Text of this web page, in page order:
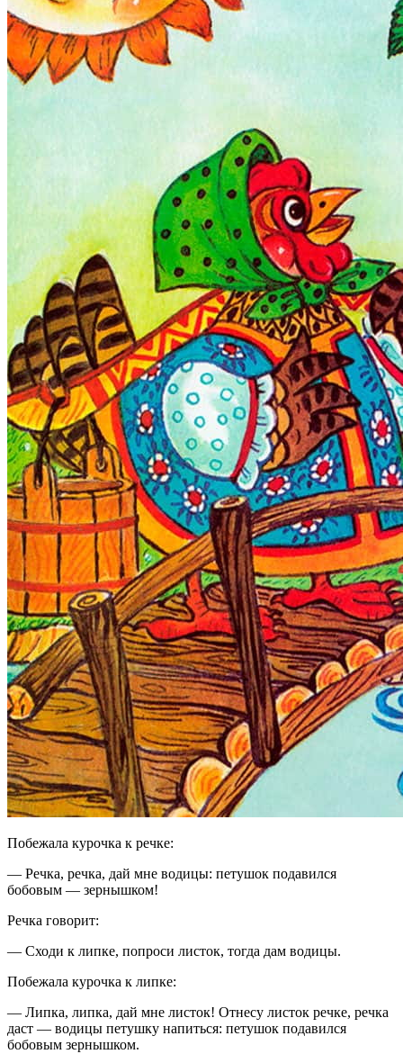
Побежала курочка к речке:
— Речка, речка, дай мне водицы: петушок подавился
бобовым — зернышком!
Речка говорит:
— Сходи к липке, попроси листок, тогда дам водицы.
Побежала курочка к липке:
— Липка, липка, дай мне листок! Отнесу листок речке, речка
даст — водицы петушку напиться: петушок подавился
бобовым зернышком.